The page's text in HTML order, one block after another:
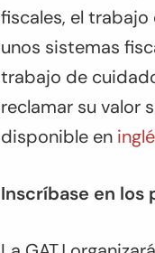
fiscales, el
unos sistemas
trabajo de
reclamar su valor
disponible en
Inscríbase en los